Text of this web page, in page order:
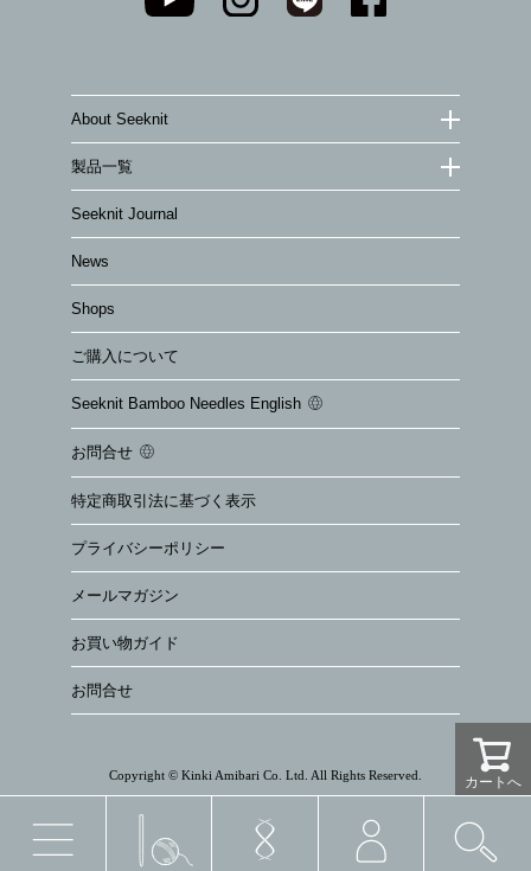
About Seeknit
製品一覧
Seeknit Journal
News
Shops
ご購入について
Seeknit Bamboo Needles English
お問合せ
特定商取引法に基づく表示
プライバシーポリシー
メールマガジン
お買い物ガイド
お問合せ
Copyright © Kinki Amibari Co. Ltd. All Rights Reserved. カートへ